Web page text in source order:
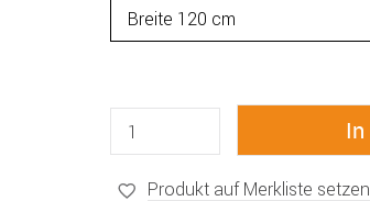
Produkt auf Merkliste setzen